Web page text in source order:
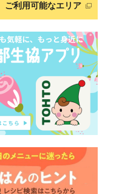
ご利用可能なエリア